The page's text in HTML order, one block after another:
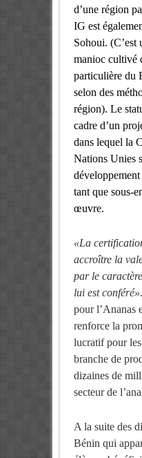
d’une région
IG est
Sohoui. (C’est
manioc cultivé
particulière du
selon des
région). Le
cadre d’un
dans lequel la
Nations Unies
tant que sous-
œuvre.
«La
accroître la
par le
lui est conféré»
pour l’Ananas
renforce la
lucratif pour
branche de
dizaines de
secteur de
A la suite des
Bénin qui